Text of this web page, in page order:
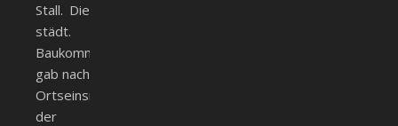
Stall. Die
städt.
Baukommission
gab nach
Ortseinsicht
der